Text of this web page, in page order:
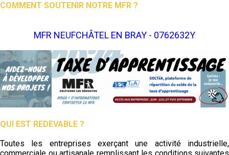
COMMENT SOUTENIR NOTRE MFR ?
MFR NEUFCHÂTEL EN BRAY - 0762632Y
QUI EST REDEVABLE ?
Toutes les entreprises exerçant une activité industrielle,